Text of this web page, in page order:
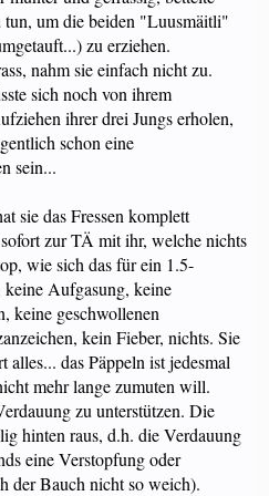
tun, um die beiden "Luusmäitli"
zu erziehen.
nahm sie einfach nicht zu.
sich noch von ihrem
ihrer drei Jungs erholen,
schon eine
sein...
sie das Fressen komplett
zur TÄ mit ihr, welche nichts
wie sich das für ein 1.5-
Aufgasung, keine
keine geschwollenen
kein Fieber, nichts. Sie
das Päppeln ist jedesmal
mehr lange zumuten will.
zu unterstützen. Die
hinten raus, d.h. die Verdauung
eine Verstopfung oder
der Bauch nicht so weich).